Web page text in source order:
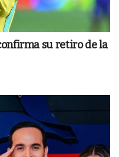
su retiro de la